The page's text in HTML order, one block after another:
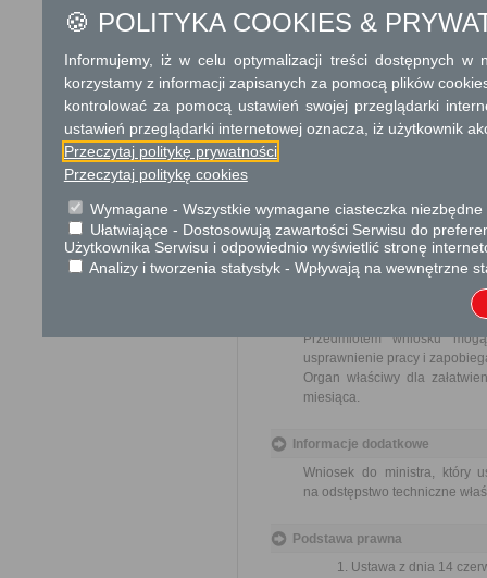
Opłata
Wniosek o wydanie zgody
17 zł opłata skarbowa za
Brak
Skargi i wnioski
Przedmiotem skargi może
ich pracowników, naruszenie
Przedmiotem wniosku
usprawnienie pracy i
Organ właściwy dla
miesiąca.
Informacje dodatkowe
Wniosek do ministra, który
na odstępstwo techniczne
Podstawa prawna
Ustawa z dnia 14
🍪 POLITYKA COOKIES &
Informujemy, iż w celu optymalizacji treści dostępnych w
korzystamy z informacji zapisanych za pomocą plików
kontrolować za pomocą ustawień swojej przeglądarki
ustawień przeglądarki internetowej oznacza, iż użytkownik
Przeczytaj politykę prywatności
Przeczytaj politykę cookies
Wymagane - Wszystkie wymagane ciasteczka
Ułatwiające - Dostosowują zawartości Serwisu do
Użytkownika Serwisu i odpowiednio wyświetlić stronę
Analizy i tworzenia statystyk - Wpływają na wewnętrzne